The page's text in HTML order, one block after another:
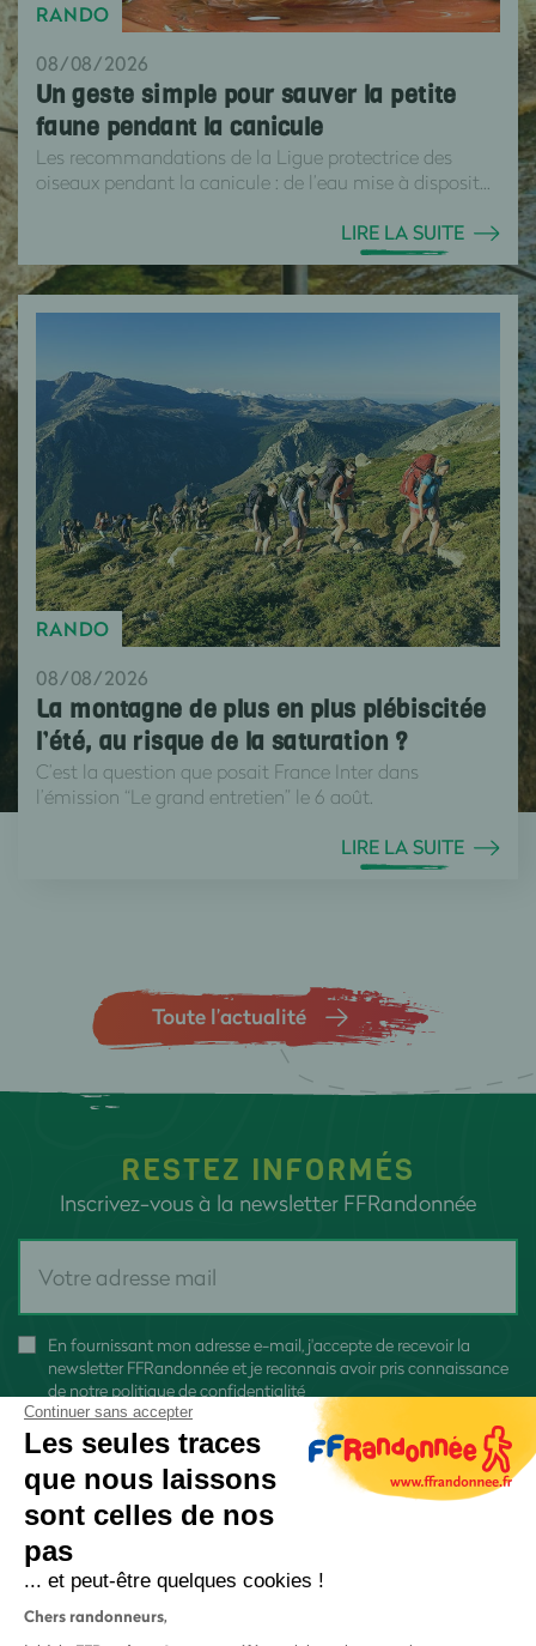
RANDO
08/08/2026
Un geste simple pour sauver la petite
faune pendant la canicule
Les recommandations de la Ligue protectrice des
oiseaux pendant la canicule : de l’eau mise à disposit...
LIRE LA SUITE
RANDO
08/08/2026
La montagne de plus en plus plébiscitée
l’été, au risque de la saturation ?
C’est la question que posait France Inter dans
l’émission “Le grand entretien” le 6 août.
LIRE LA SUITE
Toute l’actualité
RESTEZ INFORMÉS
Inscrivez-vous à la newsletter FFRandonnée
En fournissant mon adresse e-mail, j'accepte de recevoir la
newsletter FFRandonnée et je reconnais avoir pris connaissance
de notre politique de confidentialité
Continuer sans accepter
Les seules traces
que nous laissons
sont celles de nos
pas
... et peut-être quelques cookies !
Chers randonneurs,